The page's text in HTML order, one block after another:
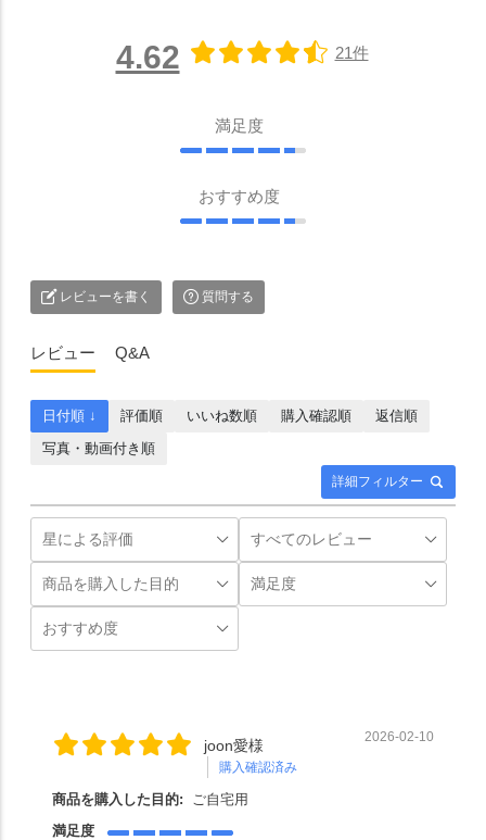
4.62 21件
満足度
おすすめ度
レビューを書く 質問する
レビュー Q&A
詳細フィルター
日付順 ↓ 評価順 いいね数順 購入確認順
返信順
写真・動画付き順
joon愛様
購入確認済み
2026-02-10
商品を購入した目的:
ご自宅用
満足度